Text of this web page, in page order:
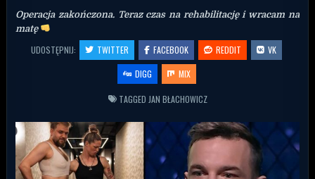
Operacja zakończona. Teraz czas na rehabilitację i wracam na
matę
UDOSTĘPNIJ: TWITTER FACEBOOK REDDIT
VK
DIGG
MIX
TAGGED JAN BŁACHOWICZ